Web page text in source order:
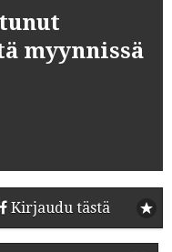
myynnissä
Kirjaudu tästä